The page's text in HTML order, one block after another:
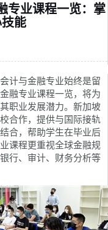
专业课程一览：掌
能
计与金融专业始终是留
融专业课程一览，将为
职业发展潜力。新加坡
合作，提供与国际接轨
合，帮助学生在毕业后
课程更重视全球金融规
行、审计、财务分析等